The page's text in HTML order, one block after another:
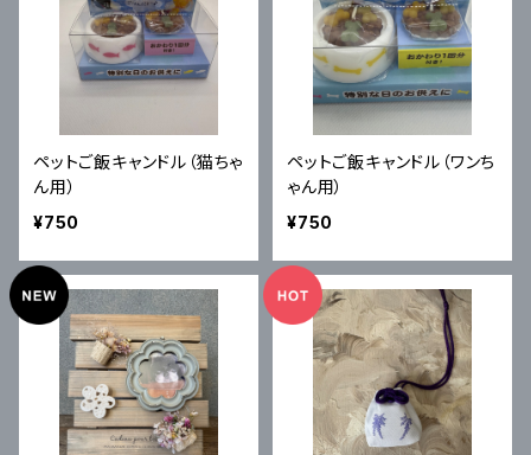
ペットご飯キャンドル（猫ちゃ
ん用）
¥750
ペットご飯キャンドル（ワンち
ゃん用）
¥750